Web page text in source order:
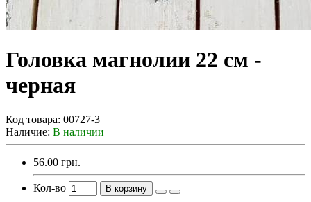
Головка магнолии 22 см -
черная
Код товара: 00727-3
Наличие: В наличии
56.00 грн.
Кол-во В корзину